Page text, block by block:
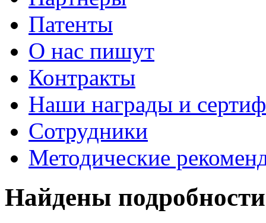
Патенты
О нас пишут
Контракты
Наши награды и
Сотрудники
Методические
Найдены подробности